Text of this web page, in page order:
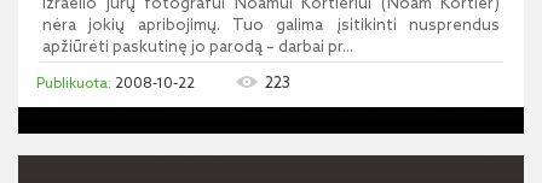
Izraelio jūrų fotografui Noamui Kortleriui (Noam Kortler)
nėra jokių apribojimų. Tuo galima įsitikinti nusprendus
apžiūrėti paskutinę jo parodą – darbai pr...
2008-10-22 223